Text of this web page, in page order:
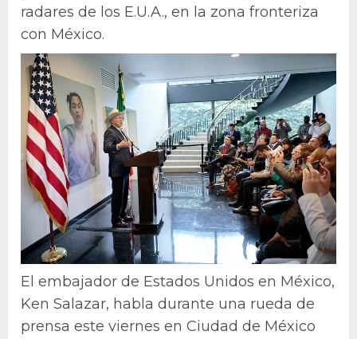
radares de los E.U.A., en la zona fronteriza
con México.
El embajador de Estados Unidos en México,
Ken Salazar, habla durante una rueda de
prensa este viernes en Ciudad de México